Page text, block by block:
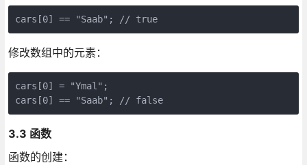
cars[0] == "Saab"; // true
修改数组中的元素：
cars[0] = "Ymal";
cars[0] == "Saab"; // false
3.3 函数
函数的创建：